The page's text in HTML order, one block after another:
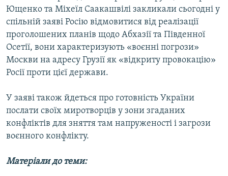
Ющенко та Міхеїл Саакашвілі закликали сьогодні у
спільній заяві Росію відмовитися від реалізації
проголошених планів щодо Абхазії та Південної
Осетії, вони характеризують «воєнні погрози»
Москви на адресу Грузії як «відкриту провокацію»
Росії проти цієї держави.
У заяві також йдеться про готовність України
послати своїх миротворців у зони згаданих
конфліктів для зняття там напруженості і загрози
воєнного конфлікту.
Матеріали до теми: